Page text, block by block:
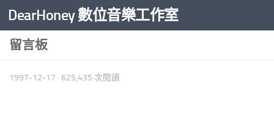
Skip to content
DearHoney 數位音樂工作室
留言板
1997-12-17 · 625,435 次閱讀